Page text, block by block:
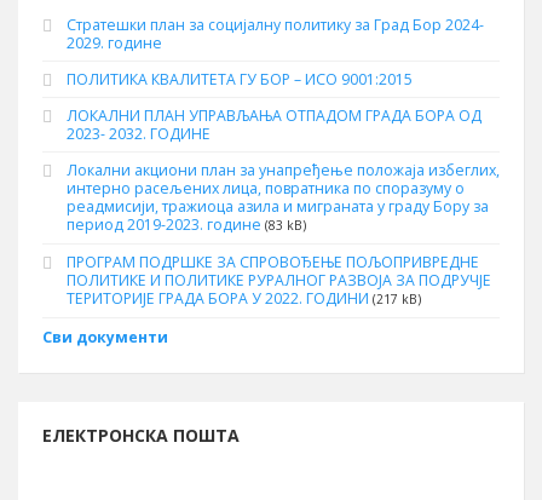
Стратешки план за социјалну политику за Град Бор 2024-
2029. године
ПОЛИТИКА КВАЛИТЕТА ГУ БОР – ИСО 9001:2015
ЛОКАЛНИ ПЛАН УПРАВЉАЊА ОТПАДОМ ГРАДА БОРА ОД
2023- 2032. ГОДИНЕ
Локални акциони план за унапређење положаја избеглих,
интерно расељених лица, повратника по споразуму о
реадмисији, тражиоца азила и миграната у граду Бору за
период 2019-2023. године (83 kB)
ПРОГРАМ ПОДРШКЕ ЗА СПРОВОЂЕЊЕ ПОЉОПРИВРЕДНЕ
ПОЛИТИКЕ И ПОЛИТИКЕ РУРАЛНОГ РАЗВОЈА ЗА ПОДРУЧЈЕ
ТЕРИТОРИЈЕ ГРАДА БОРА У 2022. ГОДИНИ (217 kB)
Сви документи
ЕЛЕКТРОНСКА ПОШТА